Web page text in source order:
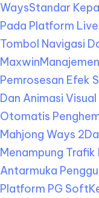
WaysStandar
Pada Platform
Tombol Navigasi
Maxwin
Pemrosesan Efek
Dan Animasi
Otomatis
Mahjong Ways 2
Menampung Trafik
Antarmuka
Platform PG Soft